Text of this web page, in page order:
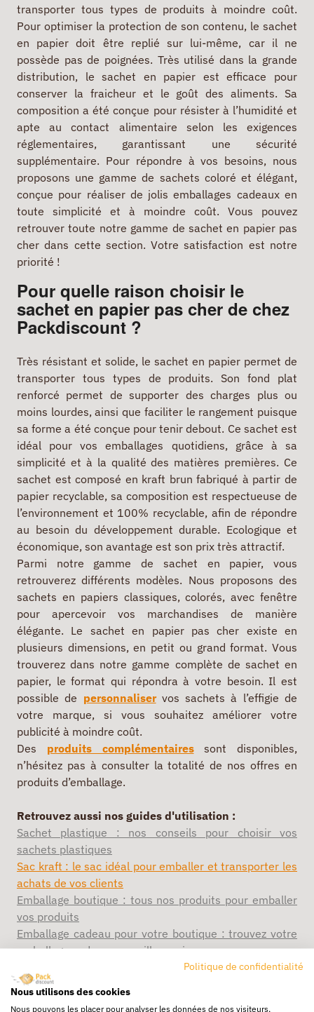
transporter tous types de produits à moindre coût.
Pour optimiser la protection de son contenu, le sachet
en papier doit être replié sur lui-même, car il ne
possède pas de poignées. Très utilisé dans la grande
distribution, le sachet en papier est efficace pour
conserver la fraicheur et le goût des aliments. Sa
composition a été conçue pour résister à l’humidité et
apte au contact alimentaire selon les exigences
réglementaires, garantissant une sécurité
supplémentaire. Pour répondre à vos besoins, nous
proposons une gamme de sachets coloré et élégant,
conçue pour réaliser de jolis emballages cadeaux en
toute simplicité et à moindre coût. Vous pouvez
retrouver toute notre gamme de sachet en papier pas
cher dans cette section. Votre satisfaction est notre
priorité !
Pour quelle raison choisir le
sachet en papier pas cher de chez
Packdiscount ?
Très résistant et solide, le sachet en papier permet de
transporter tous types de produits. Son fond plat
renforcé permet de supporter des charges plus ou
moins lourdes, ainsi que faciliter le rangement puisque
sa forme a été conçue pour tenir debout. Ce sachet est
idéal pour vos emballages quotidiens, grâce à sa
simplicité et à la qualité des matières premières. Ce
sachet est composé en kraft brun fabriqué à partir de
papier recyclable, sa composition est respectueuse de
l’environnement et 100% recyclable, afin de répondre
au besoin du développement durable. Ecologique et
économique, son avantage est son prix très attractif.
Parmi notre gamme de sachet en papier, vous
retrouverez différents modèles. Nous proposons des
sachets en papiers classiques, colorés, avec fenêtre
pour apercevoir vos marchandises de manière
élégante. Le sachet en papier pas cher existe en
plusieurs dimensions, en petit ou grand format. Vous
trouverez dans notre gamme complète de sachet en
papier, le format qui répondra à votre besoin. Il est
possible de personnaliservos sachets à l’effigie de
votre marque, si vous souhaitez améliorer votre
publicité à moindre coût.
Des produits complémentairessont disponibles,
n’hésitez pas à consulter la totalité de nos offres en
produits d’emballage.
Retrouvez aussi nos guides d'utilisation :
Sachet plastique : nos conseils pour choisir vos
sachets plastiques
Sac kraft : le sac idéal pour emballer et transporter les
achats de vos clients
Emballage boutique : tous nos produits pour emballer
vos produits
Emballage cadeau pour votre boutique : trouvez votre
emballage cadeau au meilleur prix
Quels sont les avantages du papier kraft pour
l’emballage de vos produits ?
Politique de confidentialité
Nous utilisons des cookies
Nous pouvons les placer pour analyser les données de nos visiteurs,